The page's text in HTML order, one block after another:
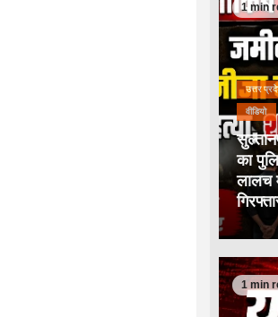
1 min
उत्तर
वीडियो
का
लालच
1 min